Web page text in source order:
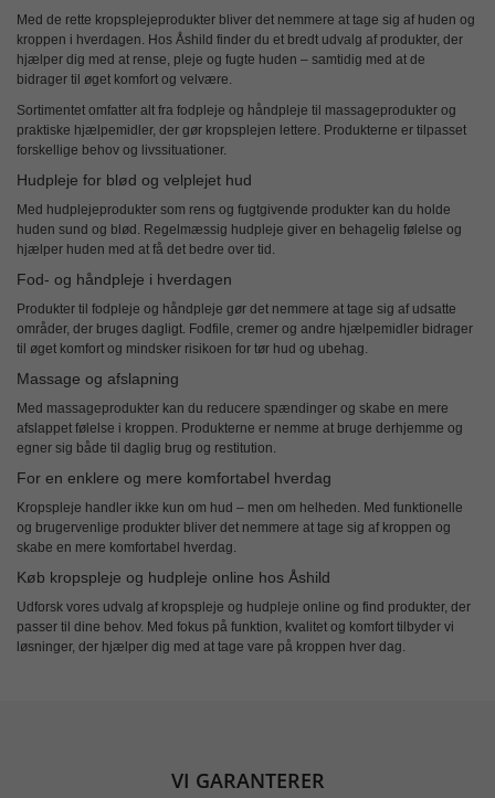
Med de rette kropsplejeprodukter bliver det nemmere at tage sig af huden og
kroppen i hverdagen. Hos Åshild finder du et bredt udvalg af produkter, der
hjælper dig med at rense, pleje og fugte huden – samtidig med at de
bidrager til øget komfort og velvære.
Sortimentet omfatter alt fra fodpleje og håndpleje til massageprodukter og
praktiske hjælpemidler, der gør kropsplejen lettere. Produkterne er tilpasset
forskellige behov og livssituationer.
Hudpleje for blød og velplejet hud
Med hudplejeprodukter som rens og fugtgivende produkter kan du holde
huden sund og blød. Regelmæssig hudpleje giver en behagelig følelse og
hjælper huden med at få det bedre over tid.
Fod- og håndpleje i hverdagen
Produkter til fodpleje og håndpleje gør det nemmere at tage sig af udsatte
områder, der bruges dagligt. Fodfile, cremer og andre hjælpemidler bidrager
til øget komfort og mindsker risikoen for tør hud og ubehag.
Massage og afslapning
Med massageprodukter kan du reducere spændinger og skabe en mere
afslappet følelse i kroppen. Produkterne er nemme at bruge derhjemme og
egner sig både til daglig brug og restitution.
For en enklere og mere komfortabel hverdag
Kropspleje handler ikke kun om hud – men om helheden. Med funktionelle
og brugervenlige produkter bliver det nemmere at tage sig af kroppen og
skabe en mere komfortabel hverdag.
Køb kropspleje og hudpleje online hos Åshild
Udforsk vores udvalg af kropspleje og hudpleje online og find produkter, der
passer til dine behov. Med fokus på funktion, kvalitet og komfort tilbyder vi
løsninger, der hjælper dig med at tage vare på kroppen hver dag.
VI GARANTERER